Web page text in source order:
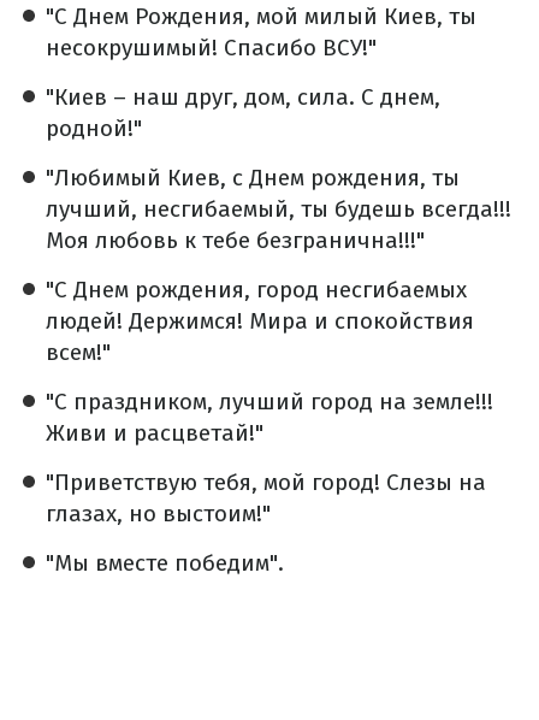
"С Днем Рождения, мой милый Киев, ты
несокрушимый! Спасибо ВСУ!"
"Киев – наш друг, дом, сила. С днем,
родной!"
"Любимый Киев, с Днем рождения, ты
лучший, несгибаемый, ты будешь всегда!!!
Моя любовь к тебе безгранична!!!"
"С Днем рождения, город несгибаемых
людей! Держимся! Мира и спокойствия
всем!"
"С праздником, лучший город на земле!!!
Живи и расцветай!"
"Приветствую тебя, мой город! Слезы на
глазах, но выстоим!"
"Мы вместе победим".